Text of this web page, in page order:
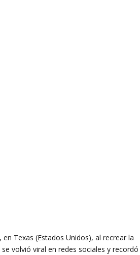
Texas (Estados Unidos), al recrear la
volvió viral en redes sociales y recordó